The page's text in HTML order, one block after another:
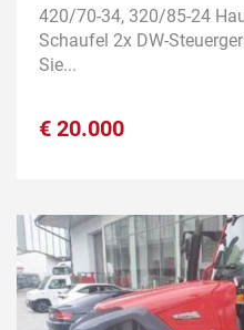
420/70-34, 320/85-24
Schaufel 2x DW-
Sie...
€ 20.000